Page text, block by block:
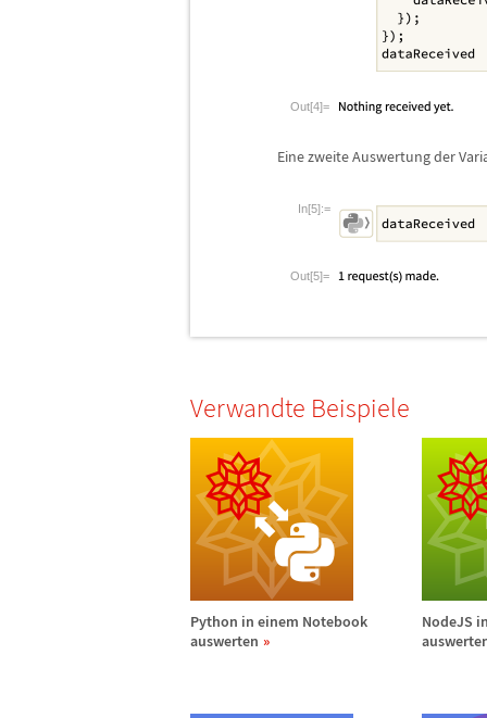
Out[4]=
Eine zweite Auswertung der
In[5]:=
Out[5]=
Verwandte Beispiele
Python in einem Notebook
auswerten
NodeJS